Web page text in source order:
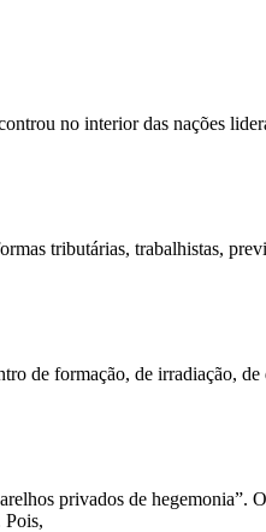
no interior das nações
tributárias, trabalhistas,
de formação, de irradiação,
privados de
Pois,